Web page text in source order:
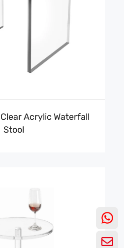
Acrylic Waterfall
Stool